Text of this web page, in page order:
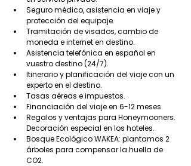
Seguro médico, asistencia en viaje y
protección del equipaje.
Tramitación de visados, cambio de
moneda e internet en destino.
Asistencia telefónica en español en
vuestro destino (24/7).
Itinerario y planificación del viaje con un
experto en el destino.
Tasas aéreas e impuestos.
Financiación del viaje en 6-12 meses.
Regalos y ventajas para Honeymooners.
Decoración especial en los hoteles.
Bosque Ecológico WAKEA: plantamos 2
árboles para compensar la huella de
CO2.